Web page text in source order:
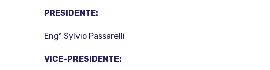
PRESIDENTE:
Engº Sylvio Passarelli
VICE-PRESIDENTE: